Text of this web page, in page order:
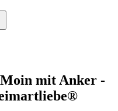
mit Anker -